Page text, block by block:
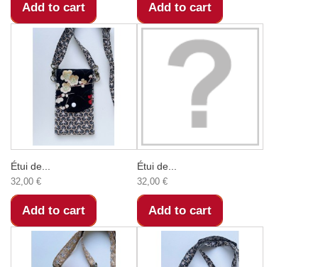
Add to cart Add to cart
Étui de...
32,00 €
Add to cart
Étui de...
32,00 €
Add to cart